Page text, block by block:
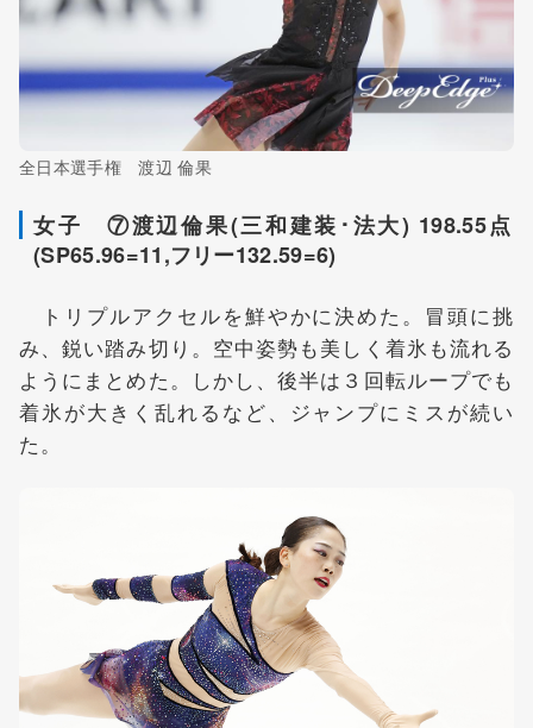
全日本選手権 渡辺 倫果
女子 ⑦渡辺倫果(三和建装･法大) 198.55点
(SP65.96=11,フリー132.59=6)
トリプルアクセルを鮮やかに決めた。冒頭に挑
み、鋭い踏み切り。空中姿勢も美しく着氷も流れる
ようにまとめた。しかし、後半は３回転ループでも
着氷が大きく乱れるなど、ジャンプにミスが続い
た。